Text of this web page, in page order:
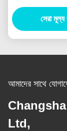
মাইক্রো
সেরা মূল্য
আমাদের সাথে
Ltd,